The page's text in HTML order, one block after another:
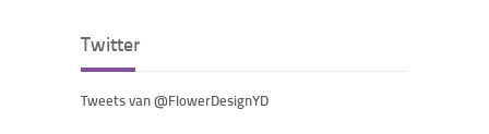
Twitter
Tweets van @FlowerDesignYD